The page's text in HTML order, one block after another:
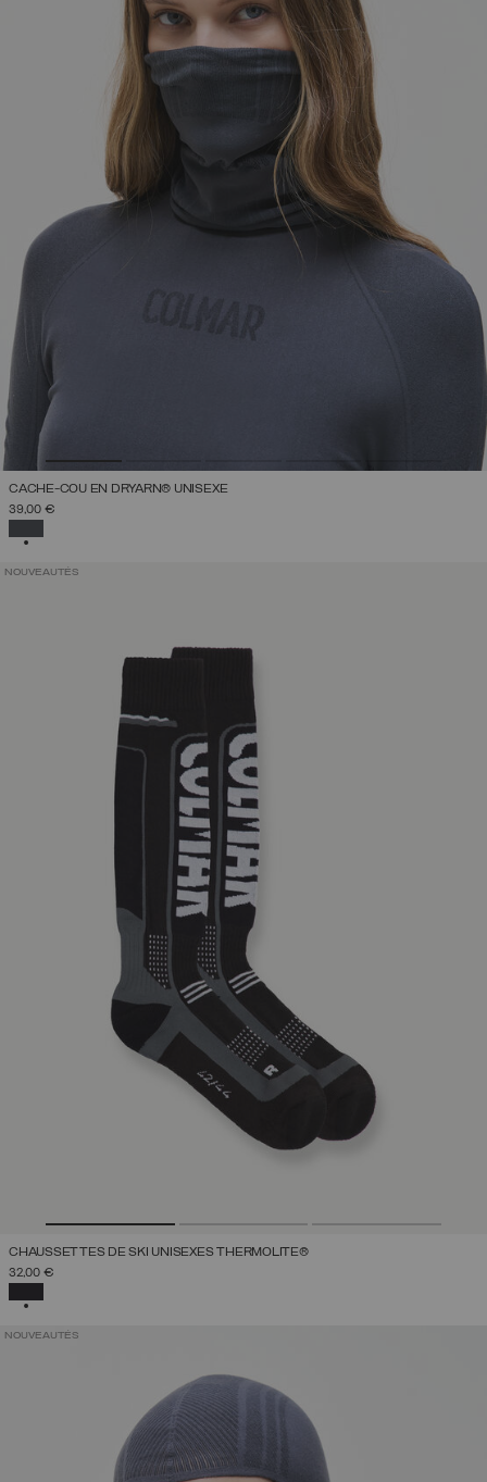
CACHE-COU EN DRYARN® UNISEXE
39,00 €
NOUVEAUTÉS
CHAUSSETTES DE SKI UNISEXES THERMOLITE®
32,00 €
NOUVEAUTÉS